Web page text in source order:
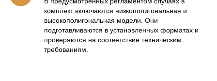
комплект включаются низкополигональная и
высокополигональная модели. Они
подготавливаются в установленных форматах и
проверяются на соответствие техническим
требованиям.